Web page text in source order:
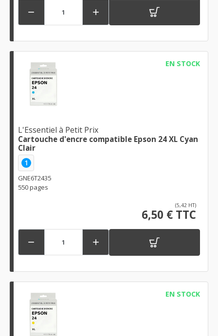
 
EN STOCK
L'Essentiel à Petit Prix
Cartouche d'encre compatible Epson 24 XL Cyan
Clair
1
GNE6T2435
550 pages
(5,42 HT)
6,50 € TTC
 
EN STOCK